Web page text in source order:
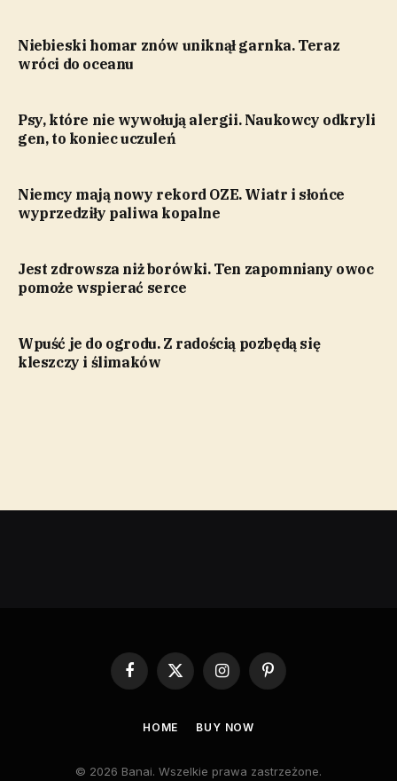
Niebieski homar znów uniknął garnka. Teraz
wróci do oceanu
Psy, które nie wywołują alergii. Naukowcy odkryli
gen, to koniec uczuleń
Niemcy mają nowy rekord OZE. Wiatr i słońce
wyprzedziły paliwa kopalne
Jest zdrowsza niż borówki. Ten zapomniany owoc
pomoże wspierać serce
Wpuść je do ogrodu. Z radością pozbędą się
kleszczy i ślimaków
Facebook
X
InstagramPinterest
HOME BUY NOW
© 2026 Banai. Wszelkie prawa zastrzeżone.